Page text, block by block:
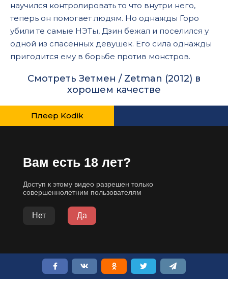
научился контролировать то что внутри него,
теперь он помогает людям. Но однажды Горо
убили те самые НЭТы, Дзин бежал и поселился у
одной из спасенных девушек. Его сила однажды
пригодится ему в борьбе против монстров.
Смотреть Зетмен / Zetman (2012) в
хорошем качестве
Плеер Kodik